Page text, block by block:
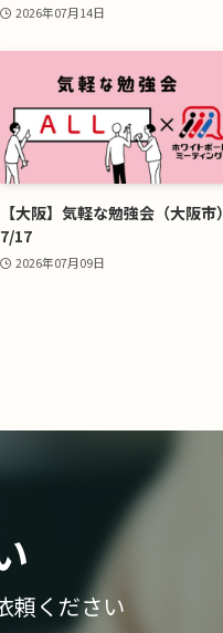
2026年07月14日
【大阪】気軽な勉強会（大阪市）
7/17
2026年07月09日
頼ください